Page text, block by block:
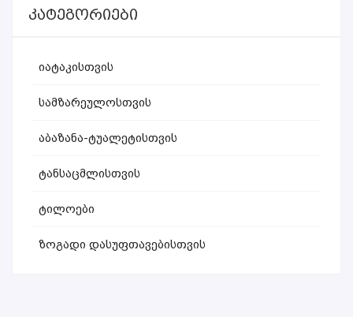
Კატეგორიები
Იატაკისთვის
Სამზარეულოსთვის
Აბაზანა-Ტუალეტისთვის
Ტანსაცმლისთვის
Ტილოები
Ზოგადი Დასუფთავებისთვის